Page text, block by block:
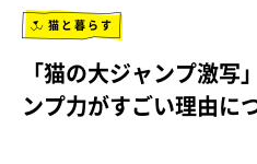
猫と暮らす
「猫の大ジャンプ激
ンプ力がすごい理由に